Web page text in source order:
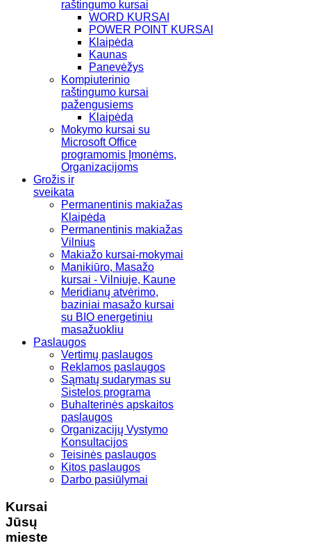
raštingumo kursai
WORD KURSAI
POWER POINT KURSAI
Klaipėda
Kaunas
Panevėžys
Kompiuterinio
raštingumo kursai
pažengusiems
Klaipėda
Mokymo kursai su
Microsoft Office
programomis Įmonėms,
Organizacijoms
Grožis ir
sveikata
Permanentinis makiažas
Klaipėda
Permanentinis makiažas
Vilnius
Makiažo kursai-mokymai
Manikiūro, Masažo
kursai - Vilniuje, Kaune
Meridianų atvėrimo,
baziniai masažo kursai
su BIO energetiniu
masažuokliu
Paslaugos
Vertimų paslaugos
Reklamos paslaugos
Sąmatų sudarymas su
Sistelos programa
Buhalterinės apskaitos
paslaugos
Organizacijų Vystymo
Konsultacijos
Teisinės paslaugos
Kitos paslaugos
Darbo pasiūlymai
Kursai
Jūsų
mieste